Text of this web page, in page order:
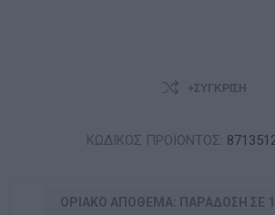
+ΣΎΓΚΡΙΣΗ
ΚΩΔΙΚΟΣ ΠΡΟΪΟΝΤΟΣ:
ΟΡΙΑΚΌ ΑΠΌΘΕΜΑ: ΠΑΡΆΔΟΣΗ ΣΕ